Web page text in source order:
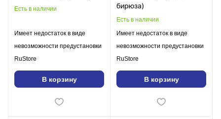
Есть в наличии
Имеет недостаток в виде
невозможности предустановки
RuStore
В корзину
бирюза)
Есть в наличии
Имеет недостаток в виде
невозможности предустановки
RuStore
В корзину